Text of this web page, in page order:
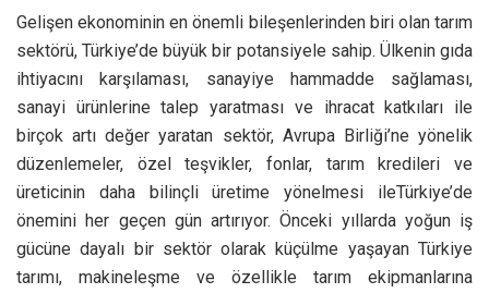
Gelişen ekonominin en önemli bileşenlerinden biri olan tarım
sektörü, Türkiye’de büyük bir potansiyele sahip. Ülkenin gıda
ihtiyacını karşılaması, sanayiye hammadde sağlaması,
sanayi ürünlerine talep yaratması ve ihracat katkıları ile
birçok artı değer yaratan sektör, Avrupa Birliği’ne yönelik
düzenlemeler, özel teşvikler, fonlar, tarım kredileri ve
üreticinin daha bilinçli üretime yönelmesi ileTürkiye’de
önemini her geçen gün artırıyor. Önceki yıllarda yoğun iş
gücüne dayalı bir sektör olarak küçülme yaşayan Türkiye
tarımı, makineleşme ve özellikle tarım ekipmanlarına